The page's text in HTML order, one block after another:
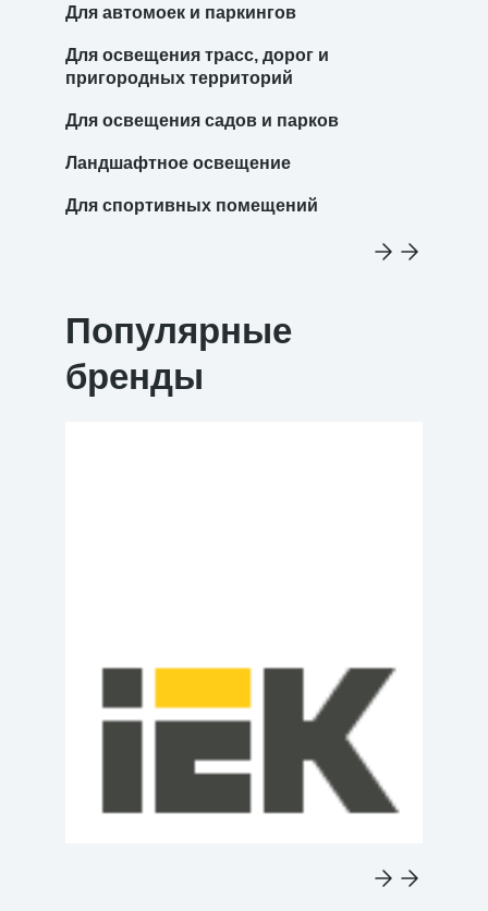
Для автомоек и паркингов
Для освещения трасс, дорог и
пригородных территорий
Для освещения садов и парков
Ландшафтное освещение
Для спортивных помещений
Популярные
бренды